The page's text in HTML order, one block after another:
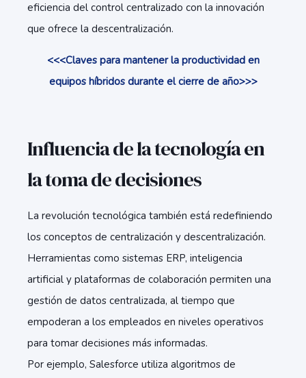
eficiencia del control centralizado con la innovación
que ofrece la descentralización.
<<<Claves para mantener la productividad en
equipos híbridos durante el cierre de año>>>
Influencia de la tecnología en
la toma de decisiones
La revolución tecnológica también está redefiniendo
los conceptos de centralización y descentralización.
Herramientas como sistemas ERP, inteligencia
artificial y plataformas de colaboración permiten una
gestión de datos centralizada, al tiempo que
empoderan a los empleados en niveles operativos
para tomar decisiones más informadas.
Por ejemplo, Salesforce utiliza algoritmos de